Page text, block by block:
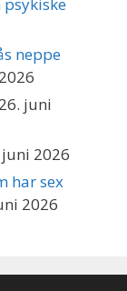
neppe
26. juni
juni 2026
har sex
2026